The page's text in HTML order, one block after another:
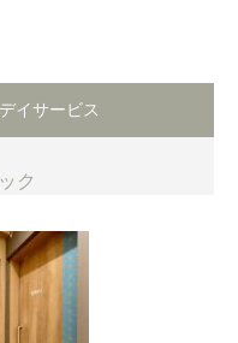
イサービス
ク